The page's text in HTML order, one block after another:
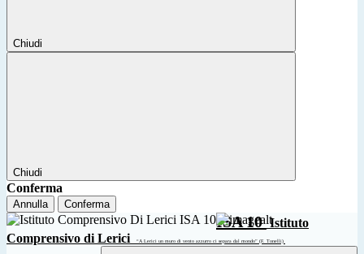
Chiudi
Chiudi
Conferma
Annulla Conferma
ISA 10 Istituto
Comprensivo di Lerici
“A Lerici un muro di vento azzurro ci separa dal mondo” (F. Tonelli)